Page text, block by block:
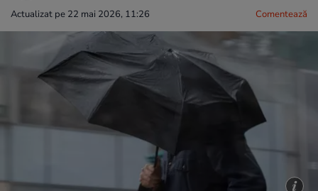
Actualizat pe 22 mai 2026, 11:26 Comentează